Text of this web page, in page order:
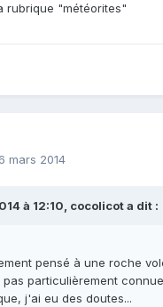
rubrique "météorites"
mars 2014
à 12:10, cocolicot a dit :
pensé à une roche
particulièrement
j'ai eu des doutes...